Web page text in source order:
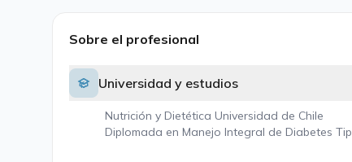
Sobre el profesional
Universidad y estudios
Nutrición y Dietética Universidad de Chile
Diplomada en Manejo Integral de Diabetes